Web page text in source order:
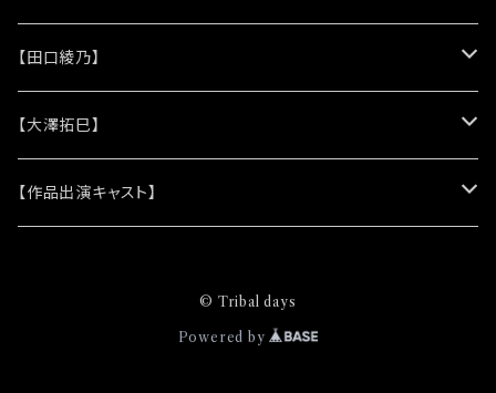
(シリコンリストバンド)
(レザーキーホルダー)
★DVD
★脚本
★クリアファイル＆ソロプロマイドセット
★CD
(アルバム)
(シングル)
★プロマイド
★チェキ
【田口綾乃】
★プロマイド
★チェキ
【大澤拓巳】
★プロマイド
【作品出演キャスト】
© Tribal days
Powered by